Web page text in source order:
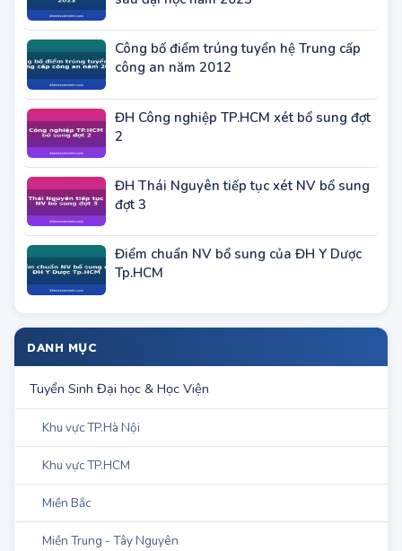
sau đại học năm 2023
công an năm 2012
đợt 3
Tp.HCM
DANH MỤC
Tuyển Sinh Đại học & Học Viện
Khu vực TP.Hà Nội
Khu vực TP.HCM
Miền Bắc